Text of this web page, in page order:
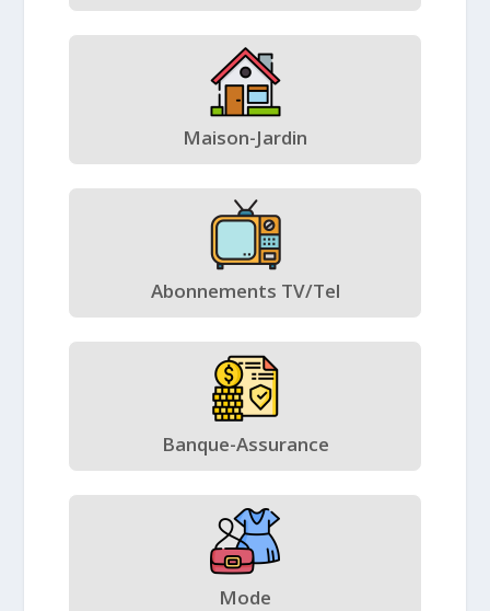
Maison-Jardin
Abonnements TV/Tel
Banque-Assurance
Mode